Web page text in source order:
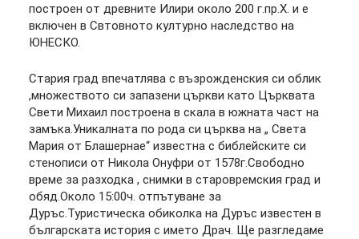
построен от древните Илири около 200 г.пр.Х. и е
включен в Свтовното културно наследство на
ЮНЕСКО.
Стария град впечатлява с възрожденския си облик
,множеството си запазени църкви като Църквата
Свети Михаил построена в скала в южната част на
замъка.Уникалната по рода си църква на „ Света
Мария от Блашернае“ известна с библейските си
стенописи от Никола Онуфри от 1578г.Свободно
време за разходка , снимки в старовремския град и
обяд.Около 15:00ч. отпътуване за
Дуръс.Туристическа обиколка на Дуръс известен в
българската история с името Драч. Ще разгледаме